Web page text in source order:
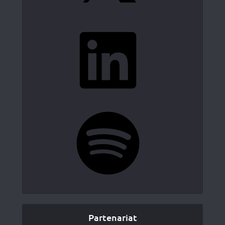
Partenariat